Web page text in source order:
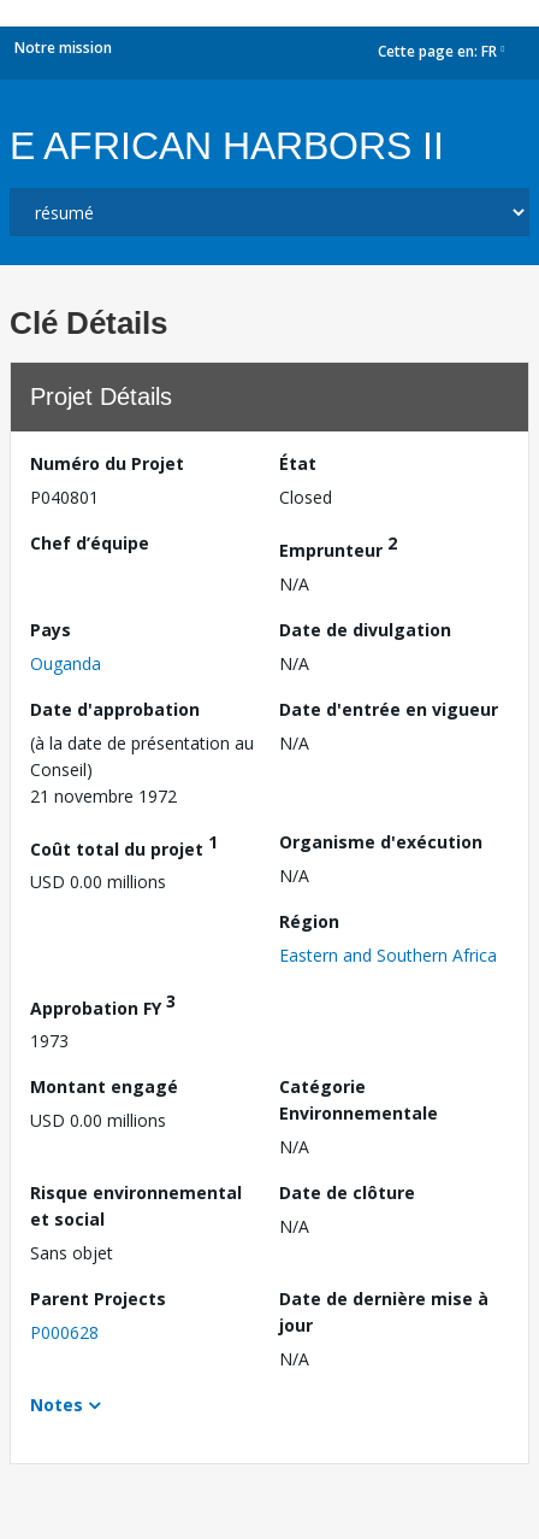
Notre mission Cette page en: FR
E AFRICAN HARBORS II
Clé Détails
Projet Détails
Numéro du Projet
P040801
État
Closed
Chef d’équipe
Emprunteur 2
N/A
Pays
Ouganda
Date de divulgation
N/A
Date d'approbation
(à la date de présentation au
Conseil)
21 novembre 1972
Date d'entrée en vigueur
N/A
Coût total du projet 1
USD 0.00 millions
Organisme d'exécution
N/A
Région
Eastern and Southern Africa
Approbation FY3
1973
Montant engagé
USD 0.00 millions
Catégorie
Environnementale
N/A
Risque environnemental
et social
Sans objet
Date de clôture
N/A
Parent Projects
P000628
Date de dernière mise à
jour
N/A
Notes